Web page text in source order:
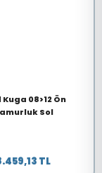
Kuga 08>12 Ön
Sol
TL